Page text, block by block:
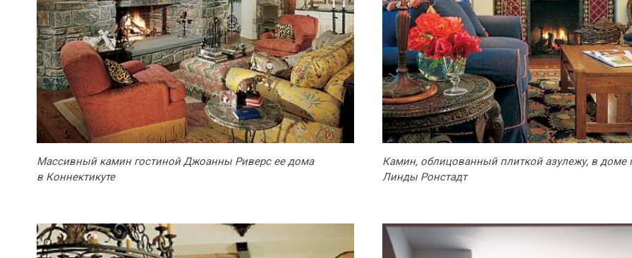
Массивный камин гостиной Джоанны Риверс ее дома
в Коннектикуте
Камин, облицованный плиткой азулежу, в доме
Линды Ронстадт